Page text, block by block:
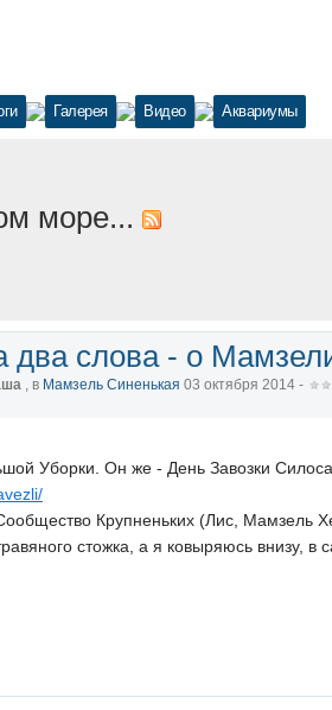
Галерея Видео Аквариумы
море...
два слова - о
, в Мамзель Синенькая 03 октября 2014 -
Уборки. Он же - День Завозки Силоса.
Крупненьких (Лис, Мамзель
стожка, а я ковыряюсь внизу, в